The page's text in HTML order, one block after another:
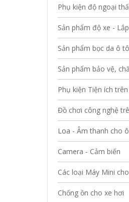
Phụ kiện độ ngoại
Sản phẩm độ xe -
Sản phẩm bọc da ô tô
Sản phẩm bảo vệ,
Phụ kiện Tiện ích
Đồ chơi công nghệ
Loa - Âm thanh cho
Camera - Cảm biến
Các loại Máy Mini
Chống ồn cho xe hơi